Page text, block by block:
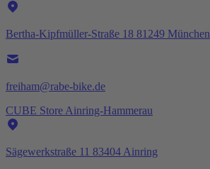
Bertha-Kipfmüller-Straße 18 81249 München
freiham@rabe-bike.de
CUBE Store Ainring-Hammerau
Sägewerkstraße 11 83404 Ainring